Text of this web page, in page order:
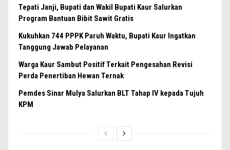
Tepati Janji, Bupati dan Wakil Bupati Kaur Salurkan
Program Bantuan Bibit Sawit Gratis
Kukuhkan 744 PPPK Paruh Waktu, Bupati Kaur Ingatkan
Tanggung Jawab Pelayanan
Warga Kaur Sambut Positif Terkait Pengesahan Revisi
Perda Penertiban Hewan Ternak
Pemdes Sinar Mulya Salurkan BLT Tahap IV kepada Tujuh
KPM